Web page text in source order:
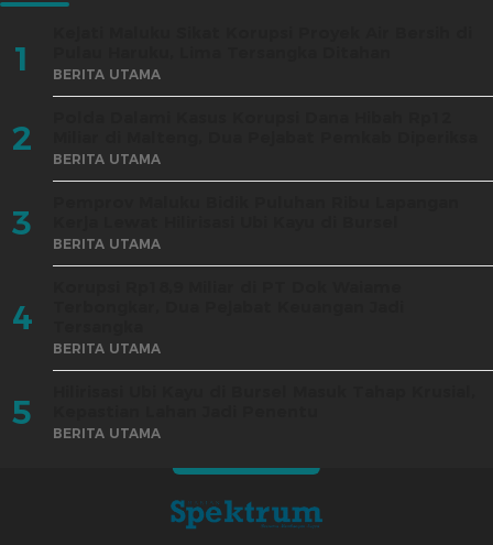
1 BERITA UTAMA
2 BERITA UTAMA
3 BERITA UTAMA
4
BERITA UTAMA
5
BERITA UTAMA